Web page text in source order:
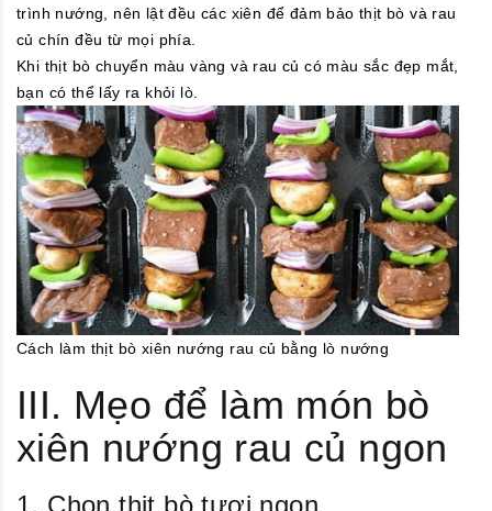
trình nướng, nên lật đều các xiên để đảm bảo thịt bò và rau
củ chín đều từ mọi phía.
Khi thịt bò chuyển màu vàng và rau củ có màu sắc đẹp mắt,
bạn có thể lấy ra khỏi lò.
Cách làm thịt bò xiên nướng rau củ bằng lò nướng
III. Mẹo để làm món bò
xiên nướng rau củ ngon
1. Chọn thịt bò tươi ngon